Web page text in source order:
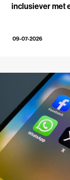
inclusiever met
09-07-2026